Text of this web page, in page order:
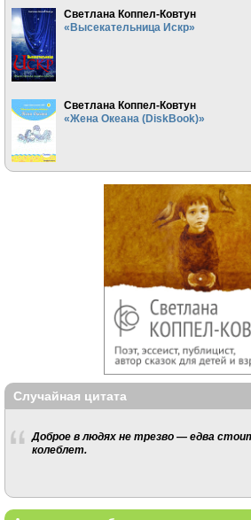
Светлана Коппел-Ковтун
«Высекательница Искр»
Светлана Коппел-Ковтун
«Жена Океана (DiskBook)»
Случайная цитата
Доброе в людях не трезво — едва
колеблет.